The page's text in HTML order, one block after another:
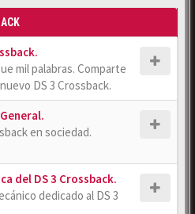
mil palabras. Comparte
DS 3 Crossback.
en sociedad.
del DS 3 Crossback.
dedicado al DS 3